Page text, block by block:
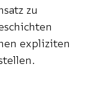
zu
expliziten